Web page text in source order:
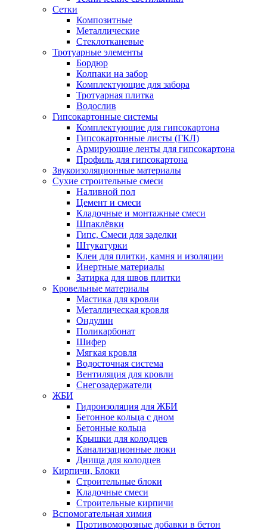
Сетки
Композитные
Металлические
Стеклотканевые
Тротуарные элементы
Бордюр
Колпаки на забор
Комплектующие для забора
Тротуарная плитка
Водослив
Гипсокартонные системы
Комплектующие для гипсокартона
Гипсокартонные листы (ГКЛ)
Армирующие ленты для гипсокартона
Профиль для гипсокартона
Звукоизоляционные материалы
Сухие строительные смеси
Наливной пол
Цемент и смеси
Кладочные и монтажные смеси
Шпаклёвки
Гипс, Смеси для заделки
Штукатурки
Клеи для плитки, камня и изоляции
Инертные материалы
Затирка для швов плитки
Кровельные материалы
Мастика для кровли
Металлическая кровля
Ондулин
Поликарбонат
Шифер
Мягкая кровля
Водосточная система
Вентиляция для кровли
Снегозадержатели
ЖБИ
Гидроизоляция для ЖБИ
Бетонное кольца с дном
Бетонные кольца
Крышки для колодцев
Канализационные люки
Днища для колодцев
Кирпичи, Блоки
Строительные блоки
Кладочные смеси
Строительные кирпичи
Вспомогательная химия
Противоморозные добавки в бетон